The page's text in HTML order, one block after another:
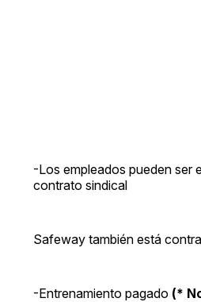
-Los empleados pueden ser
contrato sindical
Safeway también está
-Entrenamiento pagado (*